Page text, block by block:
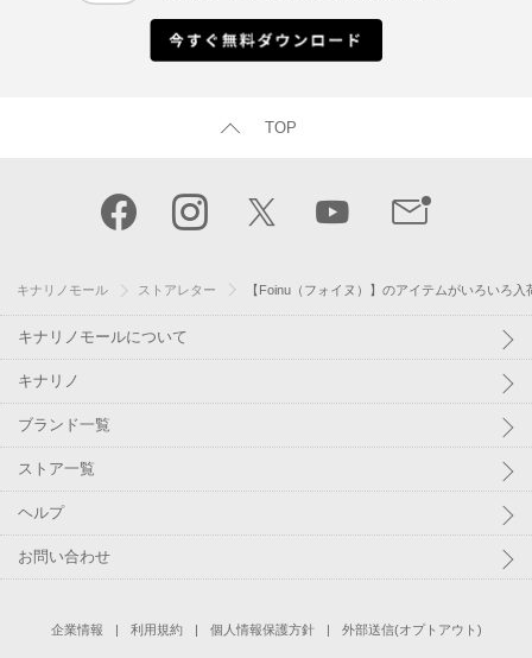
TOP
キナリノモール ストアレター 【Foinu（フォイヌ）】のアイテムがいろいろ入
キナリノモールについて
キナリノ
ブランド一覧
ストア一覧
ヘルプ
お問い合わせ
企業情報 利用規約 個人情報保護方針 外部送信(オプトアウト)